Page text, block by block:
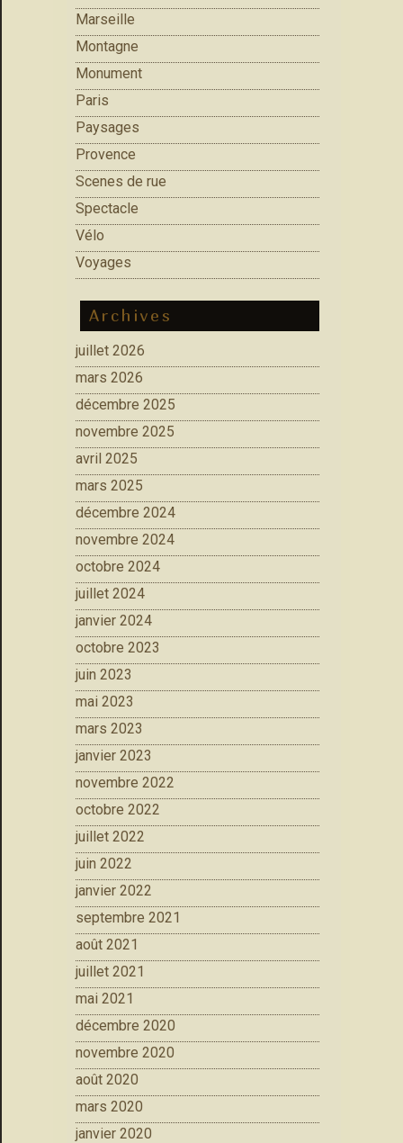
Marseille
Montagne
Monument
Paris
Paysages
Provence
Scenes de rue
Spectacle
Vélo
Voyages
Archives
juillet 2026
mars 2026
décembre 2025
novembre 2025
avril 2025
mars 2025
décembre 2024
novembre 2024
octobre 2024
juillet 2024
janvier 2024
octobre 2023
juin 2023
mai 2023
mars 2023
janvier 2023
novembre 2022
octobre 2022
juillet 2022
juin 2022
janvier 2022
septembre 2021
août 2021
juillet 2021
mai 2021
décembre 2020
novembre 2020
août 2020
mars 2020
janvier 2020